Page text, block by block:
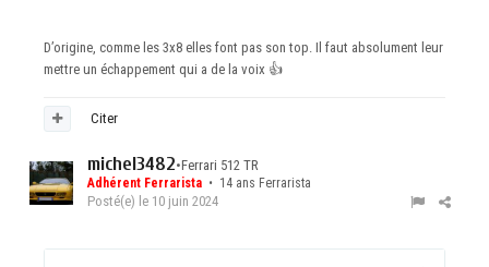
D’origine, comme les 3x8 elles font pas son top. Il faut absolument leur
mettre un échappement qui a de la voix 👍
Citer
michel3482•Ferrari 512 TR
Adhérent Ferrarista • 14 ans Ferrarista
Posté(e) le 10 juin 2024